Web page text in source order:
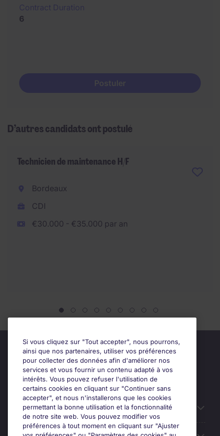
6
Postuler
D’autres candidats ont postulé
Technicien de maintenance H/F
Bordeaux
CDI
€30.000 - €35.000 par an
Candidats
Si vous cliquez sur "Tout accepter", nous pourrons,
ainsi que nos partenaires, utiliser vos préférences
pour collecter des données afin d'améliorer nos
services et vous fournir un contenu adapté à vos
intérêts. Vous pouvez refuser l'utilisation de
certains cookies en cliquant sur "Continuer sans
accepter", et nous n'installerons que les cookies
permettant la bonne utilisation et la fonctionnalité
de notre site web. Vous pouvez modifier vos
préférences à tout moment en cliquant sur "Ajuster